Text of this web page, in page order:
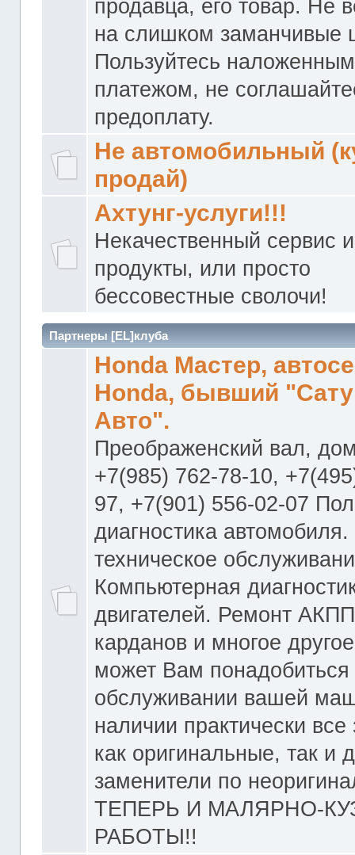
продавца, его товар. Не
на слишком заманчивые
Пользуйтесь наложенным
платежом, не
предоплату.
Не автомобильный
продай)
Ахтунг-услуги!!!
Некачественный сервис и
продукты, или просто
бессовестные сволочи!
Партнеры [EL]клуба
Honda Мастер,
Honda, бывший
Авто".
Преображенский вал,
+7(985) 762-78-10,
97, +7(901) 556-02-07
диагностика
техническое
Компьютерная
двигателей. Ремонт
карданов и многое
может Вам понадобиться
обслуживании вашей
наличии практически все
как оригинальные, так и
заменители по
ТЕПЕРЬ И МАЛЯРНО-
РАБОТЫ!!